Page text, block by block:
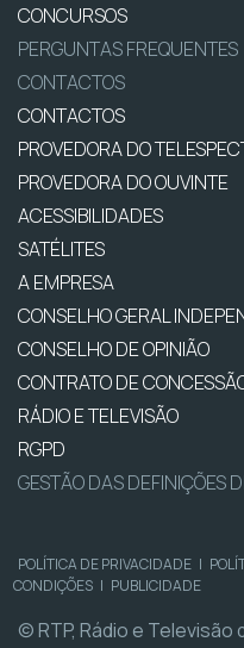
CONCURSOS
PERGUNTAS FREQUENTES
CONTACTOS
CONTACTOS
PROVEDORA DO
PROVEDORA DO OUVINTE
ACESSIBILIDADES
SATÉLITES
A EMPRESA
CONSELHO GERAL
CONSELHO DE OPINIÃO
CONTRATO DE
RÁDIO E TELEVISÃO
RGPD
GESTÃO DAS DEFINIÇÕES
POLÍTICA DE PRIVACIDADE |
CONDIÇÕES | PUBLICIDADE
© RTP, Rádio e Televisão